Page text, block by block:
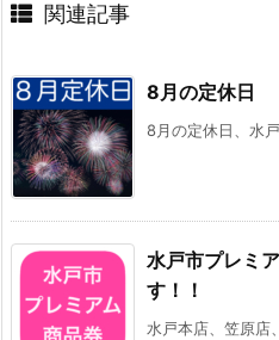
関連記事
8月の定休日
8月の定休日、水
水戸市プレミ
す！！
水戸本店、笠原